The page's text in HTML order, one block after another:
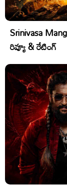
Srinivasa
రివ్యూ & రేటింగ్